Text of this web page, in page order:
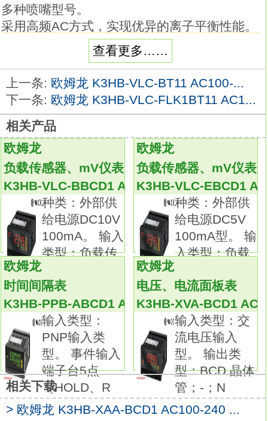
多种喷嘴型号。
采用高频AC方式，实现优异的离子平衡性能。
输入类型：PNP输入类型。
事件输入端子台5点（S-TMR、HOLD、
RESET）配备。
外部电源DC12V 80mA。
注：K3HB-RNB-A、K3HB-RPB-A未配备事件
输入。
无输出：--。
96（W）×48（H）×进深95mmK3HB-VLC-
BBCD1 AC100-240
电源电压：AC100～240V。
50kHz可高速测量的数字旋转脉冲表。
动作判定显示色，可切换绿色/红色2种显示颜
色。
测量50kHz的高速脉冲。
可对旋转编码器及各种ON/OFF脉冲信号，进
行最高达50kHz的高速脉冲测量。
可以进行高速旋转物体的旋转测量。
支持种类：外部供给电源DC5V 100mA型。
输入类型：负载传感器、mV输入型。
事件输入端子台5点（TIMING、S-TIM、
HOLD、RESET、ZERO）配备。
线性：电流；NPN集电极开路（HH、H、
PASS、L、LL）。
查看更多……
上一条: 欧姆龙 K3HB-VLC-BT11 AC100-...
下一条: 欧姆龙 K3HB-VLC-FLK1BT11 AC1...
相关产品
欧姆龙
负载传感器、mV仪表
K3HB-VLC-BBCD1 AC100-240
种类：外部供
给电源DC10V
100mA。 输入
类型：负载传
欧姆龙
负载传感器、mV仪表
K3HB-VLC-EBCD1
种类：外部供
给电源DC5V
100mA型。 输
入类型：负载
欧姆龙
时间间隔表
K3HB-PPB-ABCD1 AC100-240
输入类型：
PNP输入类
型。 事件输入
端子台5点
（HOLD、R
欧姆龙
电压、电流面板表
K3HB-XVA-BCD1
输入类型：交
流电压输入
型。 输出类
型：BCD 晶体
管；-；N
相关下载
> 欧姆龙 K3HB-XAA-BCD1 AC100-240 ...